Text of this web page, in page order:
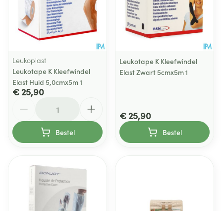
Leukoplast
Leukotape K Kleefwindel
Elast Huid 5,0cmx5m 1
€ 25,90
Bestel
Leukotape K Kleefwindel
Elast Zwart 5cmx5m 1
€ 25,90
Bestel